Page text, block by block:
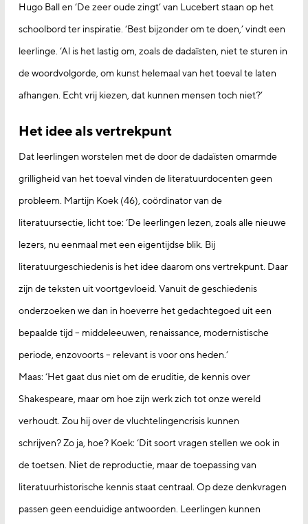
Hugo Ball en ‘De zeer oude zingt’ van Lucebert staan op het
schoolbord ter inspiratie. ‘Best bijzonder om te doen,’ vindt een
leerlinge. ‘Al is het lastig om, zoals de dadaïsten, niet te sturen in
de woordvolgorde, om kunst helemaal van het toeval te laten
afhangen. Echt vrij kiezen, dat kunnen mensen toch niet?’
Het idee als vertrekpunt
Dat leerlingen worstelen met de door de dadaïsten omarmde
grilligheid van het toeval vinden de literatuurdocenten geen
probleem. Martijn Koek (46), coördinator van de
literatuursectie, licht toe: ‘De leerlingen lezen, zoals alle nieuwe
lezers, nu eenmaal met een eigentijdse blik. Bij
literatuurgeschiedenis is het idee daarom ons vertrekpunt. Daar
zijn de teksten uit voortgevloeid. Vanuit de geschiedenis
onderzoeken we dan in hoeverre het gedachtegoed uit een
bepaalde tijd – middeleeuwen, renaissance, modernistische
periode, enzovoorts – relevant is voor ons heden.’
Maas: ‘Het gaat dus niet om de eruditie, de kennis over
Shakespeare, maar om hoe zijn werk zich tot onze wereld
verhoudt. Zou hij over de vluchtelingencrisis kunnen
schrijven? Zo ja, hoe? Koek: ‘Dit soort vragen stellen we ook in
de toetsen. Niet de reproductie, maar de toepassing van
literatuurhistorische kennis staat centraal. Op deze denkvragen
passen geen eenduidige antwoorden. Leerlingen kunnen